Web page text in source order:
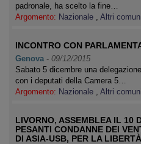
padronale, ha scelto la fine…
Argomento: Nazionale , Altri
INCONTRO CON
Genova - 09/12/2015
Sabato 5 dicembre una
con i deputati della Camera 5…
Argomento: Nazionale , Altri
LIVORNO, ASSEMBLEA IL 10
PESANTI CONDANNE DEI
DI ASIA-USB, PER LA